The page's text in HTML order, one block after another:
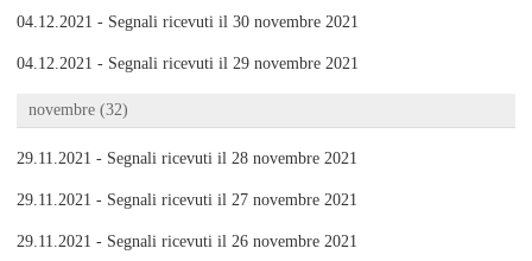
04.12.2021 - Segnali ricevuti il 30 novembre 2021
04.12.2021 - Segnali ricevuti il 29 novembre 2021
novembre (32)
29.11.2021 - Segnali ricevuti il 28 novembre 2021
29.11.2021 - Segnali ricevuti il 27 novembre 2021
29.11.2021 - Segnali ricevuti il 26 novembre 2021